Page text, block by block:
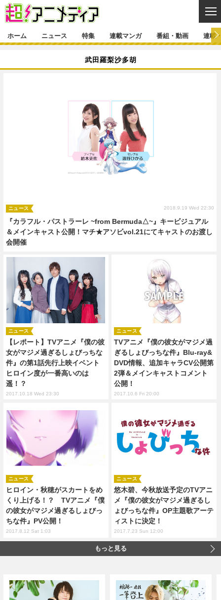
コスプレ
連載・ブログ一覧
ホーム ニュース 特集 連載マンガ 番組・動画 連載
武田羅梨沙多胡
『カラフル・パストラーレ ~from Bermuda△~』キービジュアル
＆メインキャスト公開！マチ★アソビvol.21にてキャストのお渡し
会開催
ニュース 2018.9.19 Wed 22:30
【レポート】TVアニメ『僕の彼
女がマジメ過ぎるしょびっちな
件』の第1話先行上映イベント
ヒロイン度が一番高いのは
遥！？
ニュース
2017.10.18 Wed 23:30
TVアニメ『僕の彼女がマジメ過
ぎるしょびっちな件』Blu-ray&
DVD情報、追加キャラCV公開第
2弾＆メインキャストコメント
公開！
ニュース
2017.10.6 Fri 20:00
ヒロイン・秋穂がスカートをめ
くり上げる！？ TVアニメ『僕
の彼女がマジメ過ぎるしょびっ
ちな件』PV公開！
ニュース
2017.8.12 Sat 1:03
悠木碧、今秋放送予定のTVアニ
メ『僕の彼女がマジメ過ぎるし
ょびっちな件』OP主題歌アーテ
ィストに決定！
ニュース
2017.7.23 Sun 12:00
もっと見る